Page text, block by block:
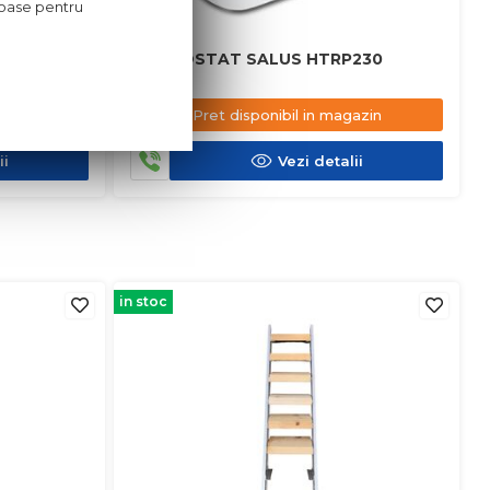
TERMOSTAT SALUS HTRP230
Pret disponibil in magazin
Vezi detalii
in stoc
pentru